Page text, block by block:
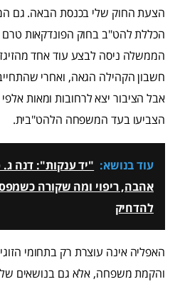
הצעת החוק שלי בכנסת הבאה. גם
הכללת להט"ב בחוק הפונדקאות
הממשלה ניסה לבצע עוד אחד
חשבון הקהילה הגאה, ואחרי
אבל הציבור יצא לרחובות ומאות
הצביעו בעד המשפחה הלהט"בית.
עוד בנושא: "יד ענקות": דנה
אהבה, ריפוי ומה שקורה
להדחיק
האפליה אינה עוצרת רק בתחומי
והקמת משפחה, אלא גם בנושאים של